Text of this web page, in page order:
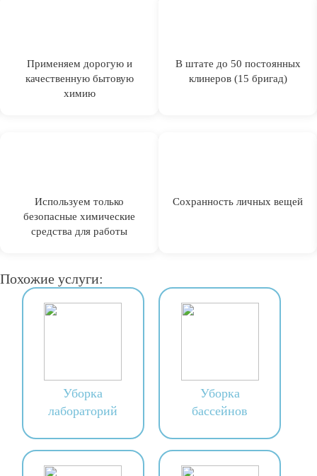
Применяем дорогую и
качественную бытовую
химию
В штате до 50 постоянных
клинеров (15 бригад)
Используем только
безопасные химические
средства для работы
Сохранность личных вещей
Похожие услуги:
Уборка
лабораторий
Уборка
бассейнов